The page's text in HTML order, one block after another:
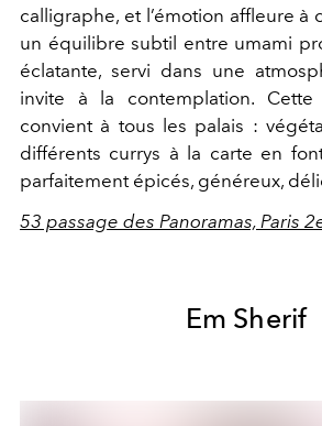
calligraphe, et l’émotion affleure à
un équilibre subtil entre umami
éclatante, servi dans une
invite à la contemplation. Cette
convient à tous les palais :
différents currys à la carte en
parfaitement épicés, généreux,
53 passage des Panoramas, Paris
Em Sherif